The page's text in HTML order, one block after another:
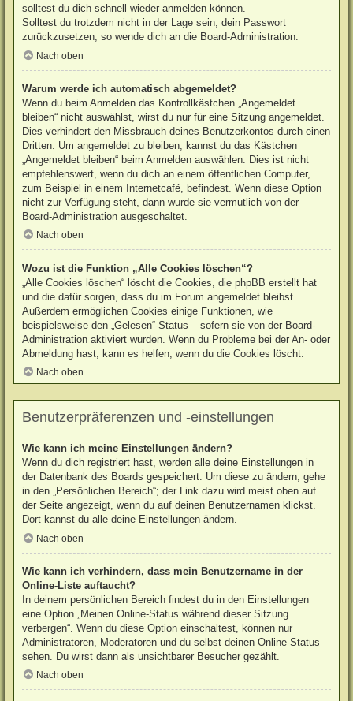
solltest du dich schnell wieder anmelden können.
Solltest du trotzdem nicht in der Lage sein, dein Passwort
zurückzusetzen, so wende dich an die Board-Administration.
Nach oben
Warum werde ich automatisch abgemeldet?
Wenn du beim Anmelden das Kontrollkästchen „Angemeldet
bleiben“ nicht auswählst, wirst du nur für eine Sitzung angemeldet.
Dies verhindert den Missbrauch deines Benutzerkontos durch einen
Dritten. Um angemeldet zu bleiben, kannst du das Kästchen
„Angemeldet bleiben“ beim Anmelden auswählen. Dies ist nicht
empfehlenswert, wenn du dich an einem öffentlichen Computer,
zum Beispiel in einem Internetcafé, befindest. Wenn diese Option
nicht zur Verfügung steht, dann wurde sie vermutlich von der
Board-Administration ausgeschaltet.
Nach oben
Wozu ist die Funktion „Alle Cookies löschen“?
„Alle Cookies löschen“ löscht die Cookies, die phpBB erstellt hat
und die dafür sorgen, dass du im Forum angemeldet bleibst.
Außerdem ermöglichen Cookies einige Funktionen, wie
beispielsweise den „Gelesen“-Status – sofern sie von der Board-
Administration aktiviert wurden. Wenn du Probleme bei der An- oder
Abmeldung hast, kann es helfen, wenn du die Cookies löscht.
Nach oben
Benutzerpräferenzen und -einstellungen
Wie kann ich meine Einstellungen ändern?
Wenn du dich registriert hast, werden alle deine Einstellungen in
der Datenbank des Boards gespeichert. Um diese zu ändern, gehe
in den „Persönlichen Bereich“; der Link dazu wird meist oben auf
der Seite angezeigt, wenn du auf deinen Benutzernamen klickst.
Dort kannst du alle deine Einstellungen ändern.
Nach oben
Wie kann ich verhindern, dass mein Benutzername in der
Online-Liste auftaucht?
In deinem persönlichen Bereich findest du in den Einstellungen
eine Option „Meinen Online-Status während dieser Sitzung
verbergen“. Wenn du diese Option einschaltest, können nur
Administratoren, Moderatoren und du selbst deinen Online-Status
sehen. Du wirst dann als unsichtbarer Besucher gezählt.
Nach oben